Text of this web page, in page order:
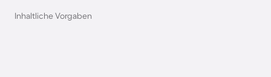
Inhaltliche Vorgaben